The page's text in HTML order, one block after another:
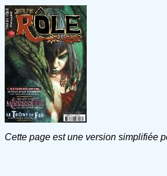
Cette page est une version simplifiée